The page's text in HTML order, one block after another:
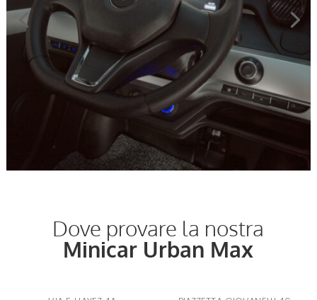
Dove provare la nostra
Minicar Urban Max